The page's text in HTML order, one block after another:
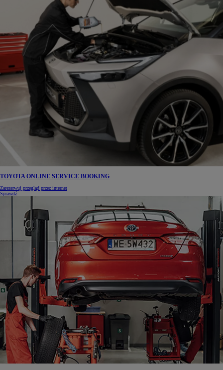
TOYOTA ONLINE SERVICE BOOKING
Zarezerwuj przegląd przez internet
Sprawdź